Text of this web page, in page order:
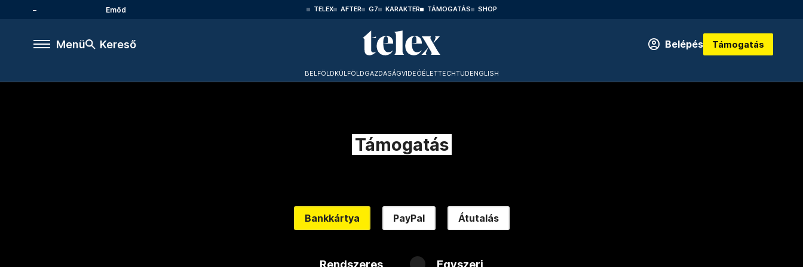
Emőd TELEX AFTER G7 KARAKTER TÁMOGATÁS SHOP
Menü Kereső Belépés Támogatás
BELFÖLDKÜLFÖLDGAZDASÁGVIDEÓÉLETTECHTUDENGLISH
Támogatás
Bankkártya PayPal Átutalás
Rendszeres Egyszeri